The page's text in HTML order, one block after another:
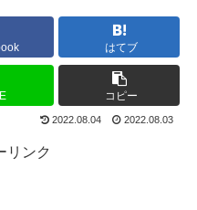
はてブ
コピー
2022.08.04 2022.08.03
リンク